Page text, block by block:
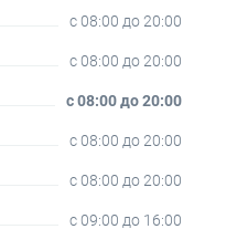
c 08:00 до 20:00
c 08:00 до 20:00
c 08:00 до 20:00
c 08:00 до 20:00
c 08:00 до 20:00
c 09:00 до 16:00